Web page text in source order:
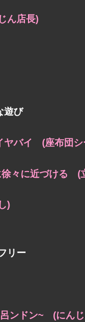
ん店長)
遊び
ヤバイ (座布団シ
徐々に近づける (
)
リー
ンドン~ (にん